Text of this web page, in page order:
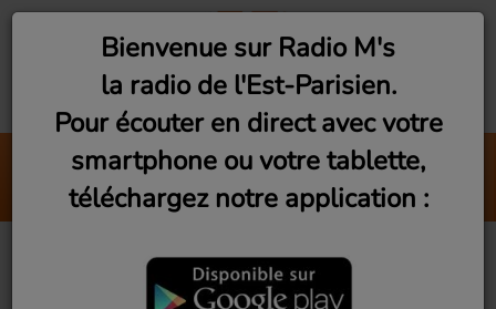
Bagnolet : Philippe de
Radio M's (Franck)
Club M's le Mix by
David (Lundi, jeudi et
Bienvenue sur Radio M's
la radio de l'Est-Parisien.
Pour écouter en direct avec votre
smartphone ou votre tablette,
téléchargez notre application :